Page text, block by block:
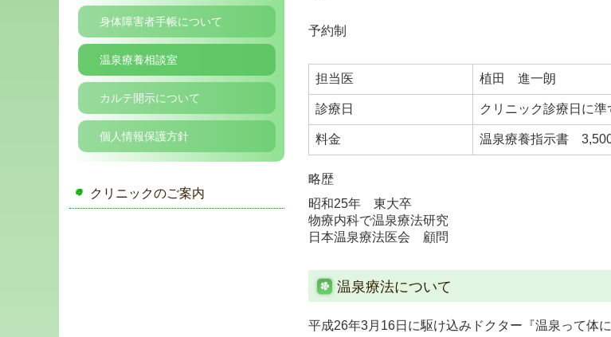
身体障害者手帳について
温泉療養相談室
カルテ開示について
個人情報保護方針
クリニックのご案内
予約制
担当医 植田 進一朗
診療日 クリニック診療日に準
料金 温泉療養指示書
略歴
昭和25年 東大卒
物療内科で温泉療法研究
日本温泉療法医会 顧問
温泉療法について
平成26年3月16日に駆け込みドクター『温泉って体